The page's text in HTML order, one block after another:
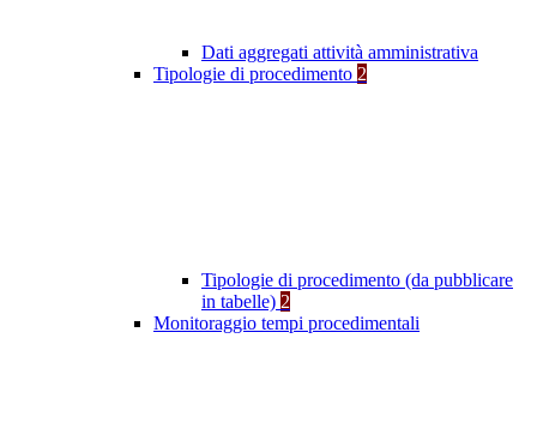
Dati aggregati attività amministrativa
Tipologie di procedimento 2
Tipologie di procedimento (da pubblicare
in tabelle) 2
Monitoraggio tempi procedimentali